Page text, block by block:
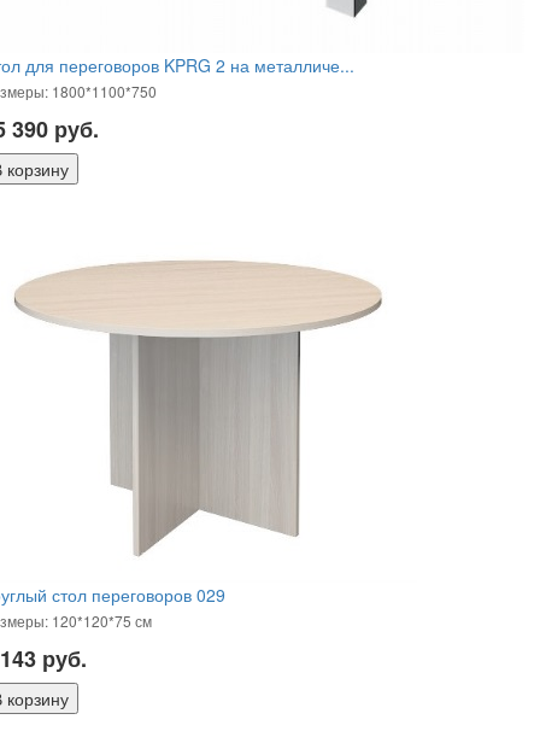
для переговоров KPRG 2 на металличе...
1800*1100*750
390 руб.
стол переговоров 029
120*120*75 см
руб.